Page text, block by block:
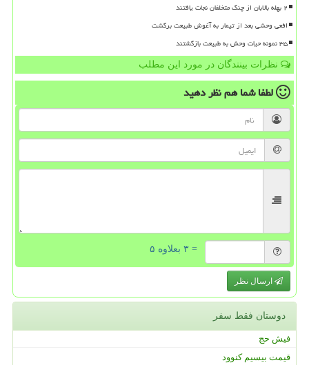
۲ بهله بالابان از چنگ متخلفان نجات یافتند
افعی وحشی بعد از تیمار به آغوش طبیعت برگشت
۳۵ نمونه حیات وحش به طبیعت بازگشتند
نظرات بینندگان در مورد این مطلب
لطفا شما همنظر دهید
= ۳ بعلاوه ۵
ارسال نظر
دوستان فقط سفر
فیش حج
قیمت بیسیم کنوود